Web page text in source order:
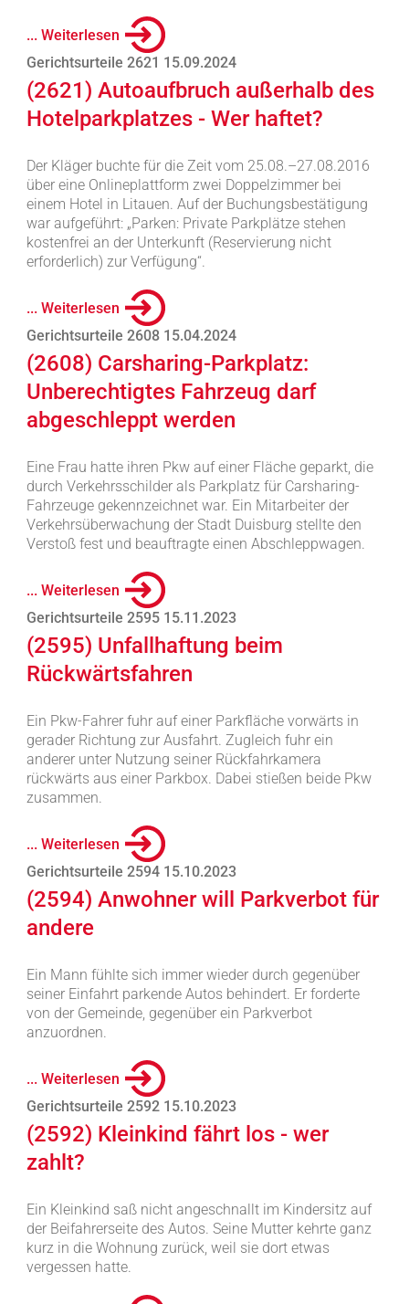
... Weiterlesen
Gerichtsurteile 2621 15.09.2024
(2621) Autoaufbruch außerhalb des
Hotelparkplatzes - Wer haftet?
Der Kläger buchte für die Zeit vom 25.08.–27.08.2016
über eine Onlineplattform zwei Doppelzimmer bei
einem Hotel in Litauen. Auf der Buchungsbestätigung
war aufgeführt: „Parken: Private Parkplätze stehen
kostenfrei an der Unterkunft (Reservierung nicht
erforderlich) zur Verfügung“.
... Weiterlesen
Gerichtsurteile 2608 15.04.2024
(2608) Carsharing-Parkplatz:
Unberechtigtes Fahrzeug darf
abgeschleppt werden
Eine Frau hatte ihren Pkw auf einer Fläche geparkt, die
durch Verkehrsschilder als Parkplatz für Carsharing-
Fahrzeuge gekennzeichnet war. Ein Mitarbeiter der
Verkehrsüberwachung der Stadt Duisburg stellte den
Verstoß fest und beauftragte einen Abschleppwagen.
... Weiterlesen
Gerichtsurteile 2595 15.11.2023
(2595) Unfallhaftung beim
Rückwärtsfahren
Ein Pkw-Fahrer fuhr auf einer Parkfläche vorwärts in
gerader Richtung zur Ausfahrt. Zugleich fuhr ein
anderer unter Nutzung seiner Rückfahrkamera
rückwärts aus einer Parkbox. Dabei stießen beide Pkw
zusammen.
... Weiterlesen
Gerichtsurteile 2594 15.10.2023
(2594) Anwohner will Parkverbot für
andere
Ein Mann fühlte sich immer wieder durch gegenüber
seiner Einfahrt parkende Autos behindert. Er forderte
von der Gemeinde, gegenüber ein Parkverbot
anzuordnen.
... Weiterlesen
Gerichtsurteile 2592 15.10.2023
(2592) Kleinkind fährt los - wer
zahlt?
Ein Kleinkind saß nicht angeschnallt im Kindersitz auf
der Beifahrerseite des Autos. Seine Mutter kehrte ganz
kurz in die Wohnung zurück, weil sie dort etwas
vergessen hatte.